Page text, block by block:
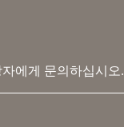
에게 문의하십시오.